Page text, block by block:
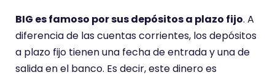
BIG es famoso por sus depósitos a plazo fijo. A
diferencia de las cuentas corrientes, los depósitos
a plazo fijo tienen una fecha de entrada y una de
salida en el banco. Es decir, este dinero es